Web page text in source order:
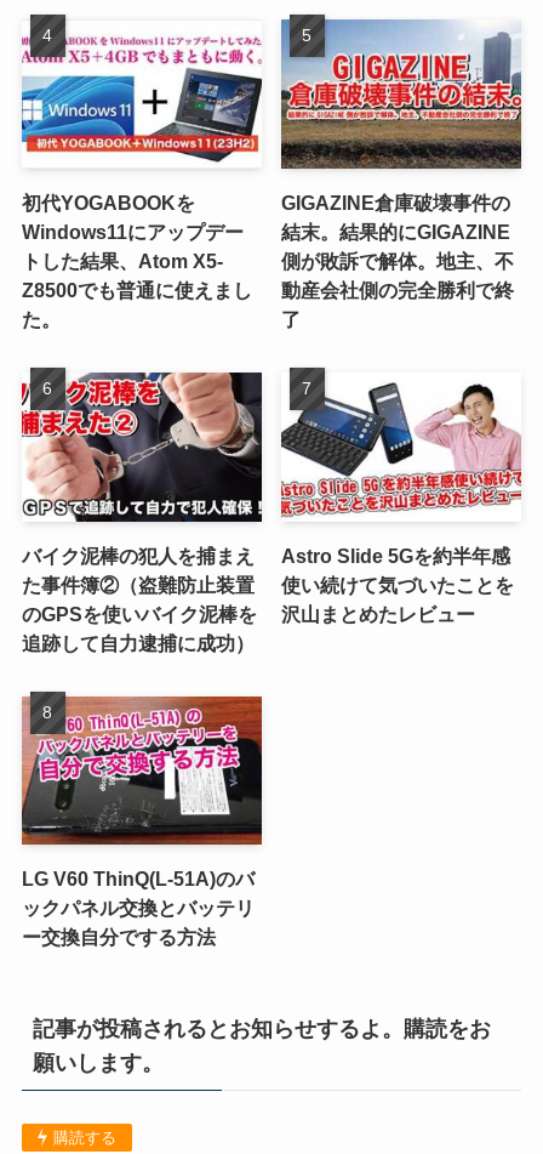
初代YOGABOOKを
Windows11にアップデー
トした結果、Atom X5-
Z8500でも普通に使えまし
た。
GIGAZINE倉庫破壊事件の
結末。結果的にGIGAZINE
側が敗訴で解体。地主、不
動産会社側の完全勝利で終
了
バイク泥棒の犯人を捕まえ
た事件簿②（盗難防止装置
のGPSを使いバイク泥棒を
追跡して自力逮捕に成功）
Astro Slide 5Gを約半年感
使い続けて気づいたことを
沢山まとめたレビュー
LG V60 ThinQ(L-51A)のバ
ックパネル交換とバッテリ
ー交換自分でする方法
記事が投稿されるとお知らせするよ。購読をお
願いします。
購読する